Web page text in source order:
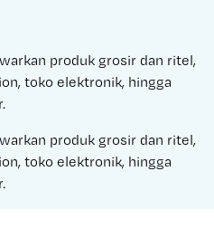
produk grosir dan ritel,
toko elektronik, hingga
produk grosir dan ritel,
toko elektronik, hingga